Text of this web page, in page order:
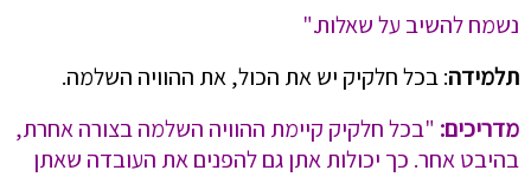
נשמח להשיב על שאלות."
תלמידה: בכל חלקיק יש את הכול, את ההוויה השלמה.
מדריכים: "בכל חלקיק קיימת ההוויה השלמה בצורה אחרת,
בהיבט אחר. כך יכולות אתן גם להפנים את העובדה שאתן